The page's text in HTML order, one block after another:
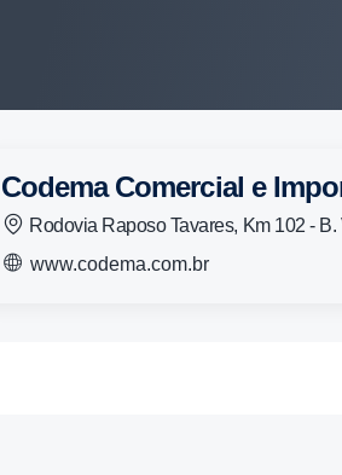
Codema Comercial e
Rodovia Raposo Tavares, Km 102 -
www.codema.com.br